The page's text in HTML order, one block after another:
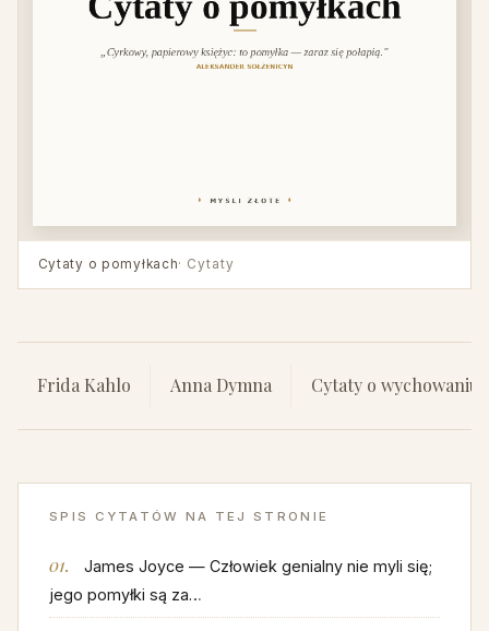
Cytaty o pomyłkach· Cytaty
Frida Kahlo Anna Dymna Cytaty o wychowaniu
SPIS CYTATÓW NA TEJ STRONIE
James Joyce — Człowiek genialny nie myli się;
jego pomyłki są za…